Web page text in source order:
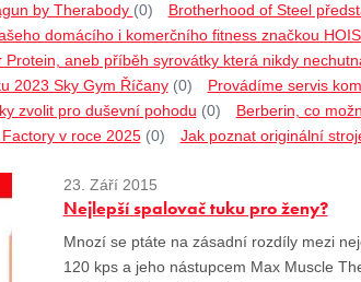
by Therabody (0) Brotherhood of Steel
domácího i komerčního fitness značkou
aneb příběh syrovátky která nikdy
2023 Sky Gym Říčany (0) Provádíme servis
zvolit pro duševní pohodu (0) Berberin, co
v roce 2025 (0) Jak poznat originální
23. Září 2015
Nejlepší spalovač tuku pro ženy?
Mnozí se ptáte na zásadní rozdíly mezi
120 kps a jeho nástupcem Max Muscle